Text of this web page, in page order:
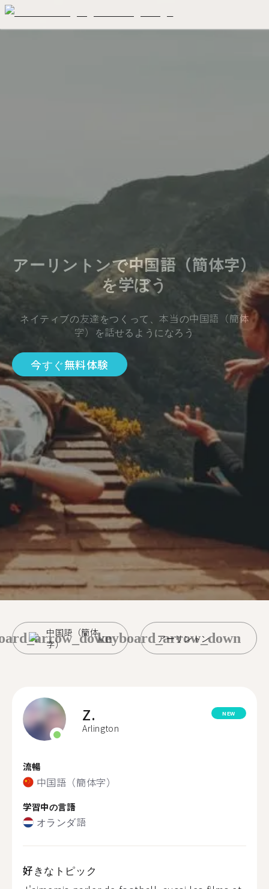
アーリントンで中国語（簡体字）
を学ぼう
ネイティブの友達をつくって、本当の中国語（簡体
字）を話せるようになろう
今すぐ無料体験
中国語（簡体
字）
アーリントン
keyboard_arrow_down
Z.
Arlington
NEW
流暢
中国語（簡体字）
学習中の言語
オランダ語
好きなトピック